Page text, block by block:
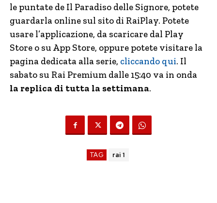
le puntate de Il Paradiso delle Signore, potete
guardarla online sul sito di RaiPlay. Potete
usare l’applicazione, da scaricare dal Play
Store o su App Store, oppure potete visitare la
pagina dedicata alla serie, cliccando qui. Il
sabato su Rai Premium dalle 15:40 va in onda
la replica di tutta la settimana.
TAG rai 1